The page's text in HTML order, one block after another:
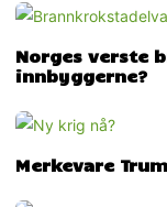
Norges verste
innbyggerne?
Merkevare